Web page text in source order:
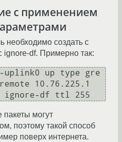
с применением
необходимо создать с
ignore-df. Примерно так:
up type gre
10.76.225.1
могут
поэтому такой способ
поверх интернета.